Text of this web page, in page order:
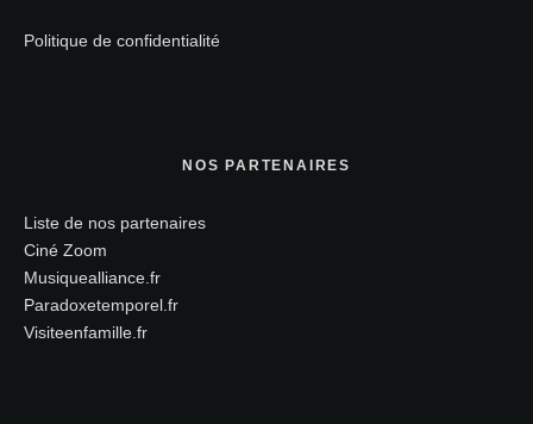
Politique de confidentialité
NOS PARTENAIRES
Liste de nos partenaires
Ciné Zoom
Musiquealliance.fr
Paradoxetemporel.fr
Visiteenfamille.fr